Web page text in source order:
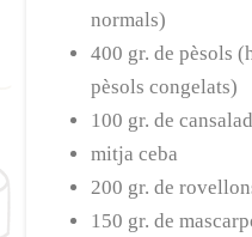
normals)
400 gr. de pèsols
pèsols congelats)
100 gr. de
mitja ceba
200 gr. de
150 gr. de